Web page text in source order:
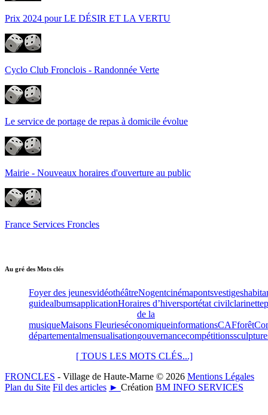
Prix 2024 pour LE DÉSIR ET LA VERTU
Cyclo Club Fronclois - Randonnée Verte
Le service de portage de repas à domicile évolue
Mairie - Nouveaux horaires d'ouverture au public
France Services Froncles
Au gré des Mots clés
Foyer des jeunesvidéothéâtreNogentcinémapontsvestiges
guidealbumsapplicationHoraires d’hiversportétat civilclarinette
de la
musiqueMaisons FleurieséconomiqueinformationsCAFforêt
départementalmensualisationgouvernancecompétitions
[ TOUS LES MOTS CLÉS...]
FRONCLES - Village de Haute-Marne © 2026 Mentions Légales
Plan du Site Fil des articles ► Création BM INFO SERVICES